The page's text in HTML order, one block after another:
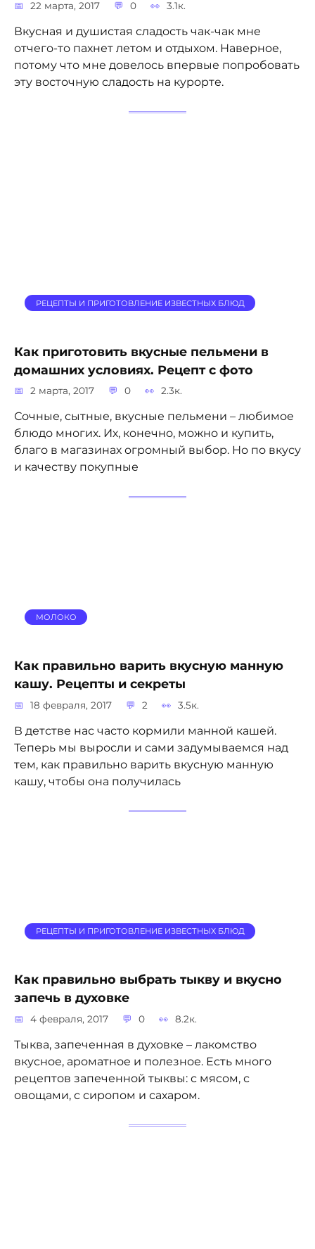
22 марта, 2017 0 3.1к.
Вкусная и душистая сладость чак-чак мне
отчего-то пахнет летом и отдыхом. Наверное,
потому что мне довелось впервые попробовать
эту восточную сладость на курорте.
РЕЦЕПТЫ И ПРИГОТОВЛЕНИЕ ИЗВЕСТНЫХ БЛЮД
Как приготовить вкусные пельмени в
домашних условиях. Рецепт с фото
2 марта, 2017 0 2.3к.
Сочные, сытные, вкусные пельмени – любимое
блюдо многих. Их, конечно, можно и купить,
благо в магазинах огромный выбор. Но по вкусу
и качеству покупные
МОЛОКО
Как правильно варить вкусную манную
кашу. Рецепты и секреты
18 февраля, 2017 2 3.5к.
В детстве нас часто кормили манной кашей.
Теперь мы выросли и сами задумываемся над
тем, как правильно варить вкусную манную
кашу, чтобы она получилась
РЕЦЕПТЫ И ПРИГОТОВЛЕНИЕ ИЗВЕСТНЫХ БЛЮД
Как правильно выбрать тыкву и вкусно
запечь в духовке
4 февраля, 2017 0 8.2к.
Тыква, запеченная в духовке – лакомство
вкусное, ароматное и полезное. Есть много
рецептов запеченной тыквы: с мясом, с
овощами, с сиропом и сахаром.